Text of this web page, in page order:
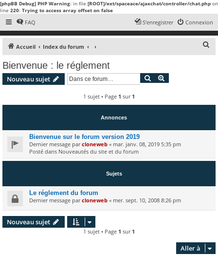
[phpBB Debug] PHP Warning: in file [ROOT]/ext/spaceace/ajaxchat/controller/chat.php on
line 220: Trying to access array offset on false
FAQ Connexion
S’enregistrer
Accueil Index du forum
r
Bienvenue : le réglement
Nouveau sujet Rechercher
1 sujet • Page 1 sur 1
Annonces
Bienvenue sur le forum version 2019
Dernier message parcloneweb « mar. janv. 08, 2019 5:35 pm
Posté dans Nouveautés du site et du forum
Sujets
Le réglement du forum
Dernier message parcloneweb « mer. sept. 10, 2008 8:26 pm
Nouveau sujet
1 sujet • Page 1 sur 1
Aller à